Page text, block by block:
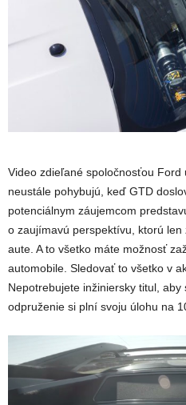
Video zdieľané spoločnosťou
neustále pohybujú, keď GTD
potenciálnym záujemcom
o zaujímavú perspektívu, ktorú
aute. A to všetko máte možnosť
automobile. Sledovať to všetko v
Nepotrebujete inžiniersky titul,
odpruženie si plní svoju úlohu na